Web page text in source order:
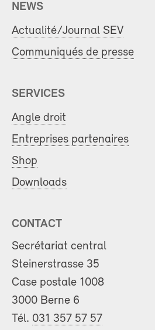
NEWS
Actualité/Journal SEV
Communiqués de presse
SERVICES
Angle droit
Entreprises partenaires
Shop
Downloads
CONTACT
Secrétariat central
Steinerstrasse 35
Case postale 1008
3000 Berne 6
Tél. 031 357 57 57